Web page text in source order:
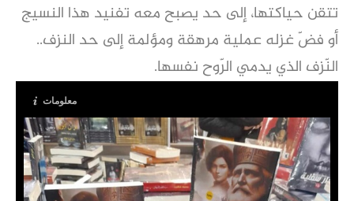
تتقن حياكتها، إلى حد يصبح معه تفنيد هذا النسيج
أو فضّ غزله عملية مرهقة ومؤلمة إلى حد النزف..
النّزف الذي يدمي الرّوح نفسها.
معلومات